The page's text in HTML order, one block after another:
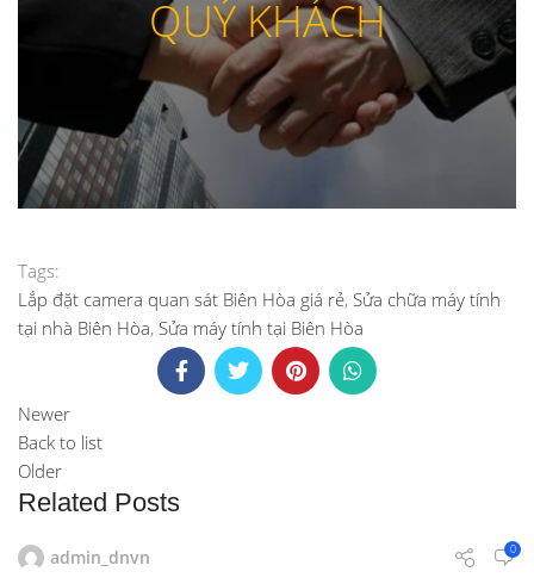
QUÝ KHÁCH
Tags:
Lắp đặt camera quan sát Biên Hòa giá rẻ, Sửa chữa máy tính
tại nhà Biên Hòa, Sửa máy tính tại Biên Hòa
Newer
Back to list
Older
Related Posts
admin_dnvn 0